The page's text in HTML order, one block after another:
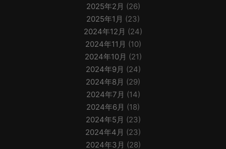
2025年2月 (26)
2025年1月 (23)
2024年12月 (24)
2024年11月 (10)
2024年10月 (21)
2024年9月 (24)
2024年8月 (29)
2024年7月 (14)
2024年6月 (18)
2024年5月 (23)
2024年4月 (23)
2024年3月 (28)